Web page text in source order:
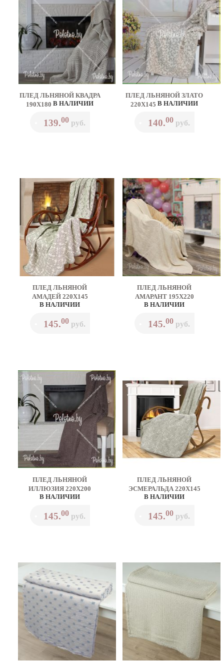
ПЛЕД ЛЬНЯНОЙ КВАДРА
190Х180 В НАЛИЧИИ
139.00руб.
ПЛЕД ЛЬНЯНОЙ ЗЛАТО
220Х145 В НАЛИЧИИ
140.00руб.
ПЛЕД ЛЬНЯНОЙ
АМАДЕЙ 220Х145
В НАЛИЧИИ
145.00руб.
ПЛЕД ЛЬНЯНОЙ
АМАРАНТ 195Х220
В НАЛИЧИИ
145.00руб.
ПЛЕД ЛЬНЯНОЙ
ИЛЛЮЗИЯ 220Х200
В НАЛИЧИИ
145.00руб.
ПЛЕД ЛЬНЯНОЙ
ЭСМЕРАЛЬДА 220Х145
В НАЛИЧИИ
145.00руб.